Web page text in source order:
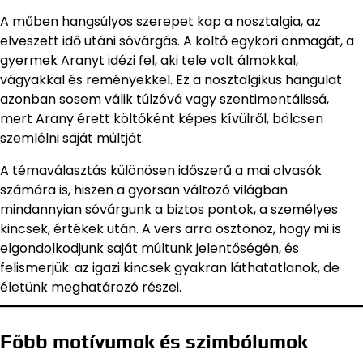
A műben hangsúlyos szerepet kap a nosztalgia, az
elveszett idő utáni sóvárgás. A költő egykori önmagát, a
gyermek Aranyt idézi fel, aki tele volt álmokkal,
vágyakkal és reményekkel. Ez a nosztalgikus hangulat
azonban sosem válik túlzóvá vagy szentimentálissá,
mert Arany érett költőként képes kívülről, bölcsen
szemlélni saját múltját.
A témaválasztás különösen időszerű a mai olvasók
számára is, hiszen a gyorsan változó világban
mindannyian sóvárgunk a biztos pontok, a személyes
kincsek, értékek után. A vers arra ösztönöz, hogy mi is
elgondolkodjunk saját múltunk jelentőségén, és
felismerjük: az igazi kincsek gyakran láthatatlanok, de
életünk meghatározó részei.
Főbb motívumok és szimbólumok